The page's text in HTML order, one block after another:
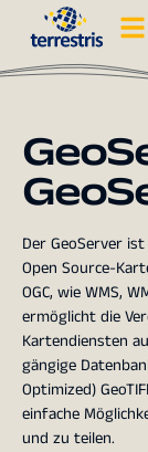
Der GeoServer
Open Source-
OGC, wie WMS,
ermöglicht die
Kartendiensten
gängige
Optimized)
einfache
und zu teilen.